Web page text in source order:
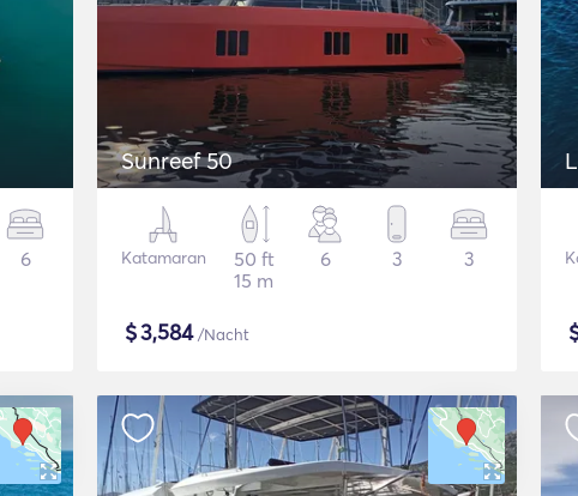
6
Sunreef 50
Katamaran
50 ft
15 m
6 3 3
$3,584/Nacht